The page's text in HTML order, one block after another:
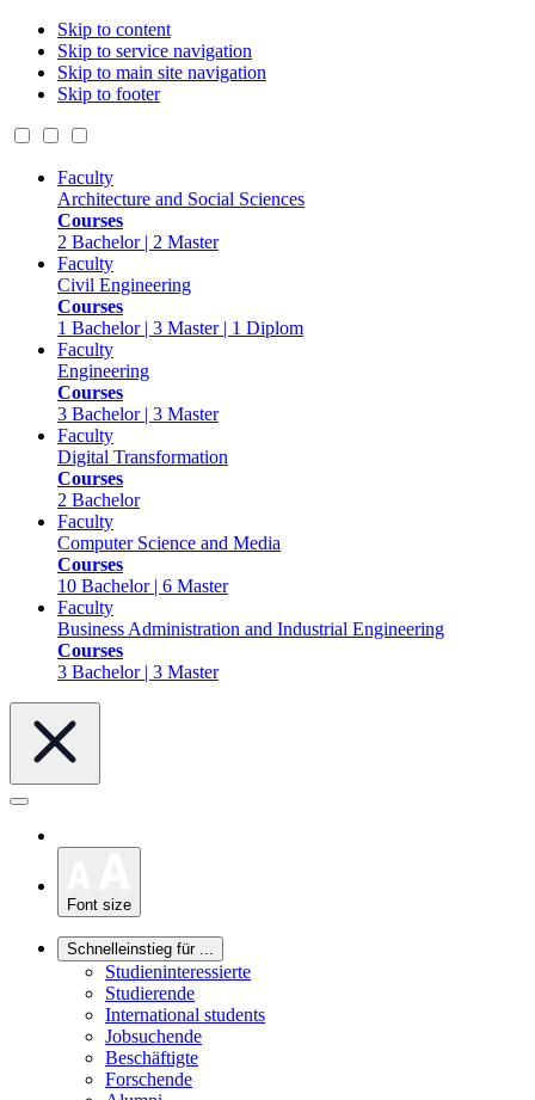
Skip to content
Skip to service navigation
Skip to main site navigation
Skip to footer
Faculty
Architecture and Social Sciences
Courses
2 Bachelor | 2 Master
Faculty
Civil Engineering
Courses
1 Bachelor | 3 Master | 1 Diplom
Faculty
Engineering
Courses
3 Bachelor | 3 Master
Faculty
Digital Transformation
Courses
2 Bachelor
Faculty
Computer Science and Media
Courses
10 Bachelor | 6 Master
Faculty
Business Administration and Industrial Engineering
Courses
3 Bachelor | 3 Master
Font size
Schnelleinstieg für ...
Studieninteressierte
Studierende
International students
Jobsuchende
Beschäftigte
Forschende